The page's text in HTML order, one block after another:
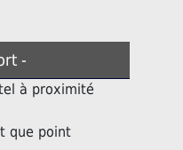
-
à proximité
que point